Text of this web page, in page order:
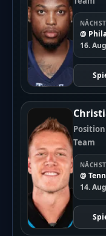
@
16.
Position
Team
@
14.